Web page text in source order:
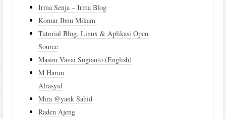
Irma Senja – Irma Blog
Komar Ibnu Mikam
Tutorial Blog, Linux & Aplikasi Open
Source
Masim Vavai Sugianto (English)
M Harun
Alrasyid
Mira @yank Sahid
Raden Ajeng